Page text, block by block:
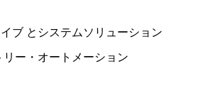
ブ とシステムソリューション
ー・オートメーション